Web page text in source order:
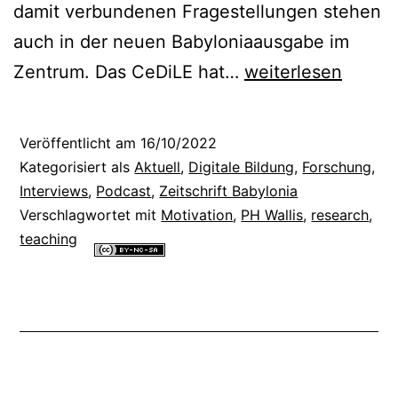
damit verbundenen Fragestellungen stehen
auch in der neuen Babyloniaausgabe im
Zentrum. Das CeDiLE hat… «Homo
in
Babylonia
Nr.
weiterlesen
Veröffentlicht am 16/10/2022
Kategorisiert alsAktuell, Digitale Bildung, Forschung,
Interviews, Podcast, Zeitschrift Babylonia
Verschlagwortet mit Motivation, PH Wallis, research,
teaching